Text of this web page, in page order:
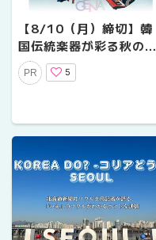
【8/10（月）締切】韓
国伝統楽器が彩る秋のは
じまり――グローバルミ
ュージックバンド「GEN
PR 5